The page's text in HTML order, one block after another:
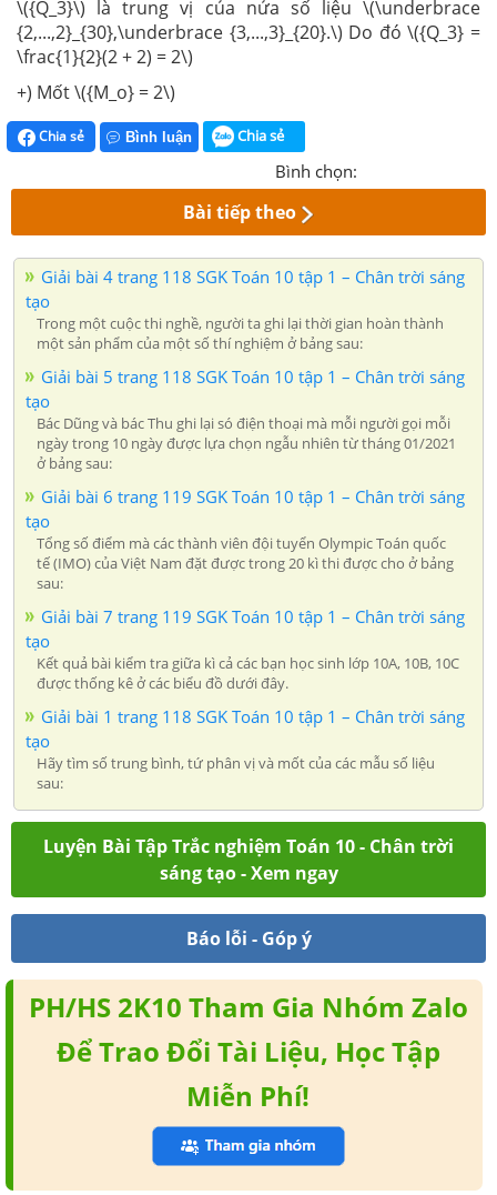
\({Q_3}\) là trung vị của nửa số liệu \(\underbrace
{2,...,2}_{30},\underbrace {3,...,3}_{20}.\) Do đó \({Q_3} =
\frac{1}{2}(2 + 2) = 2\)
+) Mốt \({M_o} = 2\)
Chia sẻ Bình luận Chia sẻ
Bình chọn:
Bài tiếp theo
Giải bài 4 trang 118 SGK Toán 10 tập 1 – Chân trời sáng
tạo
Trong một cuộc thi nghề, người ta ghi lại thời gian hoàn thành
một sản phẩm của một số thí nghiệm ở bảng sau:
Giải bài 5 trang 118 SGK Toán 10 tập 1 – Chân trời sáng
tạo
Bác Dũng và bác Thu ghi lại só điện thoại mà mỗi người gọi mỗi
ngày trong 10 ngày được lựa chọn ngẫu nhiên từ tháng 01/2021
ở bảng sau:
Giải bài 6 trang 119 SGK Toán 10 tập 1 – Chân trời sáng
tạo
Tổng số điểm mà các thành viên đội tuyển Olympic Toán quốc
tế (IMO) của Việt Nam đặt được trong 20 kì thi được cho ở bảng
sau:
Giải bài 7 trang 119 SGK Toán 10 tập 1 – Chân trời sáng
tạo
Kết quả bài kiểm tra giữa kì cả các bạn học sinh lớp 10A, 10B, 10C
được thống kê ở các biểu đồ dưới đây.
Giải bài 1 trang 118 SGK Toán 10 tập 1 – Chân trời sáng
tạo
Hãy tìm số trung bình, tứ phân vị và mốt của các mẫu số liệu
sau:
Luyện Bài Tập Trắc nghiệm Toán 10 - Chân trời
sáng tạo - Xem ngay
Báo lỗi - Góp ý
PH/HS 2K10 Tham Gia Nhóm Zalo
Để Trao Đổi Tài Liệu, Học Tập
Miễn Phí!